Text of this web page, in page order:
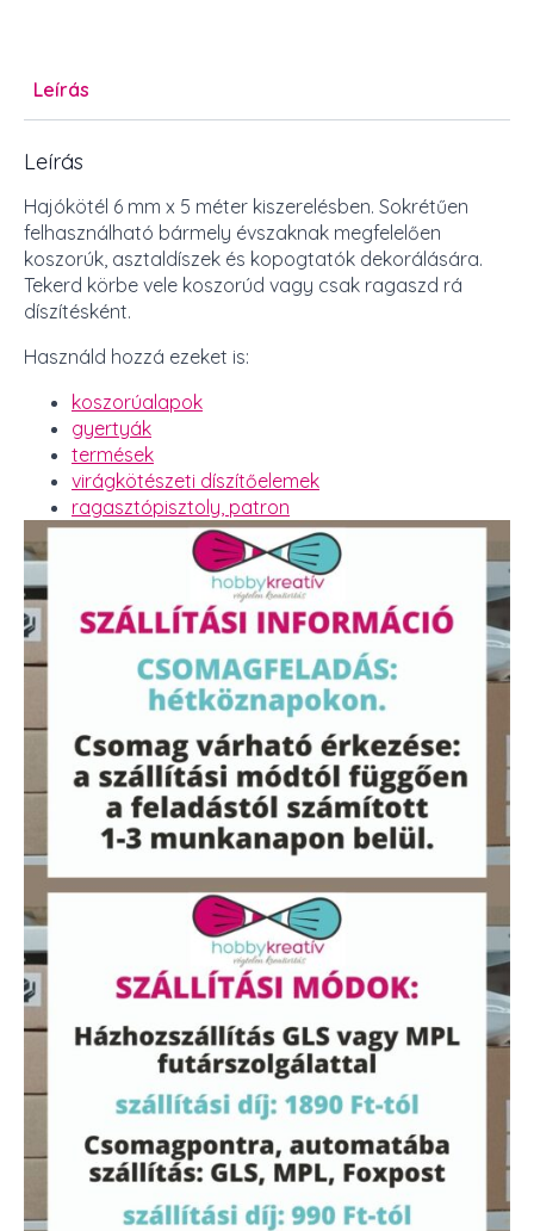
Leírás
Leírás
Hajókötél 6 mm x 5 méter kiszerelésben. Sokrétűen
felhasználható bármely évszaknak megfelelően
koszorúk, asztaldíszek és kopogtatók dekorálására.
Tekerd körbe vele koszorúd vagy csak ragaszd rá
díszítésként.
Használd hozzá ezeket is:
koszorúalapok
gyertyák
termések
virágkötészeti díszítőelemek
ragasztópisztoly, patron